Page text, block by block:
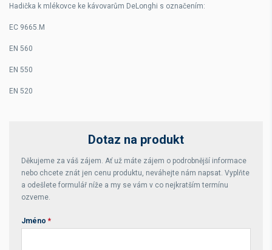
Hadička k mlékovce ke kávovarům DeLonghi s označením:
EC 9665.M
EN 560
EN 550
EN 520
Dotaz na produkt
Děkujeme za váš zájem. Ať už máte zájem o podrobnější informace
nebo chcete znát jen cenu produktu, neváhejte nám napsat. Vyplňte
a odešlete formulář níže a my se vám v co nejkratším termínu
ozveme.
Jméno *